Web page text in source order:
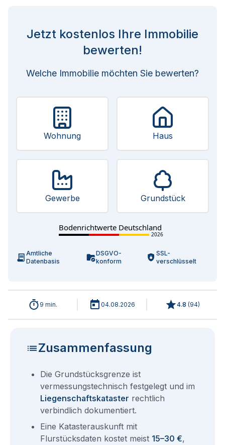
Jetzt kostenlos Ihre Immobilie
bewerten!
Welche Immobilie möchten Sie bewerten?
Wohnung Haus
Gewerbe Grundstück
Bodenrichtwerte Deutschland
2026
Amtliche
Datenbasis
DSGVO-
konform
SSL-
verschlüsselt
9 min. 04.08.2026 4.8 (94)
Zusammenfassung
Die Grundstücksgrenze ist
vermessungstechnisch festgelegt und im
Liegenschaftskataster rechtlich
verbindlich dokumentiert.
Eine Katasterauskunft mit
Flurstücksdaten kostet meist 15–30 €,